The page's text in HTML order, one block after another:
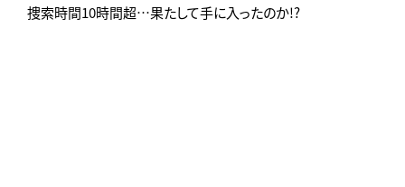
捜索時間10時間超…果たして手に入ったのか!?